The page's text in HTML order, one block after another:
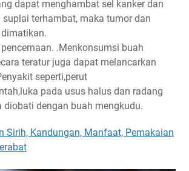
dapat menghambat sel kanker dan
suplai terhambat, maka tumor dan
.Menkonsumsi buah
teratur juga dapat melancarkan
seperti,perut
pada usus halus dan radang
diobati dengan buah mengkudu.
Sirih, Kandungan, Manfaat, Pemakaian